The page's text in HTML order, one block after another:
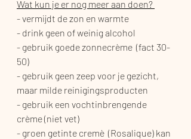
Wat kun je er nog meer aan doen?
- vermijdt de zon en warmte
- drink geen of weinig alcohol
- gebruik goede zonnecrème  (fact 30-
50)
- gebruik geen zeep voor je gezicht,
maar milde reinigingsproducten
- gebruik een vochtinbrengende
crème (niet vet)
- groen getinte cremè  (Rosalique) kan